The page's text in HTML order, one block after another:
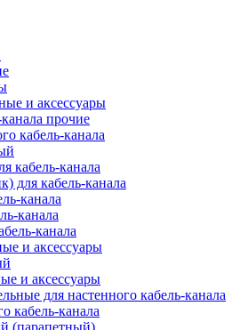
и аксессуары
прочие
кабель-канала
кабель-канала
для кабель-канала
канала
канала
канала
и аксессуары
и аксессуары
для настенного кабель-канала
кабель-канала
(парапетный)